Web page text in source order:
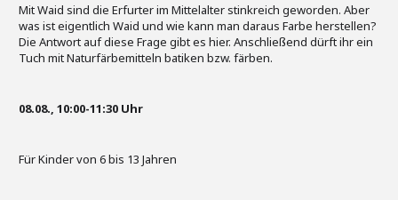
Mit Waid sind die Erfurter im Mittelalter stinkreich geworden. Aber
was ist eigentlich Waid und wie kann man daraus Farbe herstellen?
Die Antwort auf diese Frage gibt es hier. Anschließend dürft ihr ein
Tuch mit Naturfärbemitteln batiken bzw. färben.
08.08., 10:00-11:30 Uhr
Für Kinder von 6 bis 13 Jahren